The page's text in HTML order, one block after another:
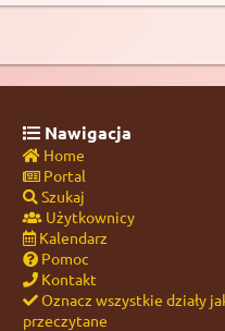
Nawigacja
Home
Portal
Szukaj
Użytkownicy
Kalendarz
Pomoc
Kontakt
Oznacz wszystkie działy
przeczytane